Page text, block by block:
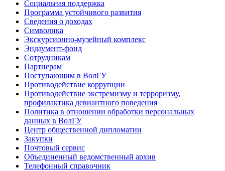
Социальная поддержка
Программа устойчивого развития
Сведения о доходах
Символика
Экскурсионно-музейный комплекс
Эндаумент-фонд
Сотрудникам
Партнерам
Поступающим в ВолГУ
Противодействие коррупции
Противодействие экстремизму и терроризму,
профилактика девиантного поведения
Политика в отношении обработки персональных
данных в ВолГУ
Центр общественной дипломатии
Закупки
Почтовый сервис
Объединенный ведомственный архив
Телефонный справочник